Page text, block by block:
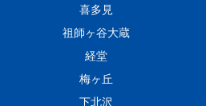
喜多見
祖師ヶ谷大蔵
経堂
梅ヶ丘
下北沢